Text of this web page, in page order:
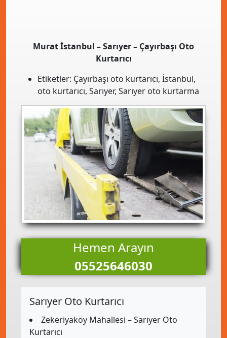
Murat İstanbul – Sarıyer – Çayırbaşı Oto
Kurtarıcı
Etiketler: Çayırbaşı oto kurtarıcı, İstanbul,
oto kurtarıcı, Sarıyer, Sarıyer oto kurtarma
Hemen Arayın
05525646030
Sarıyer Oto Kurtarıcı
Zekeriyaköy Mahallesi – Sarıyer Oto
Kurtarıcı